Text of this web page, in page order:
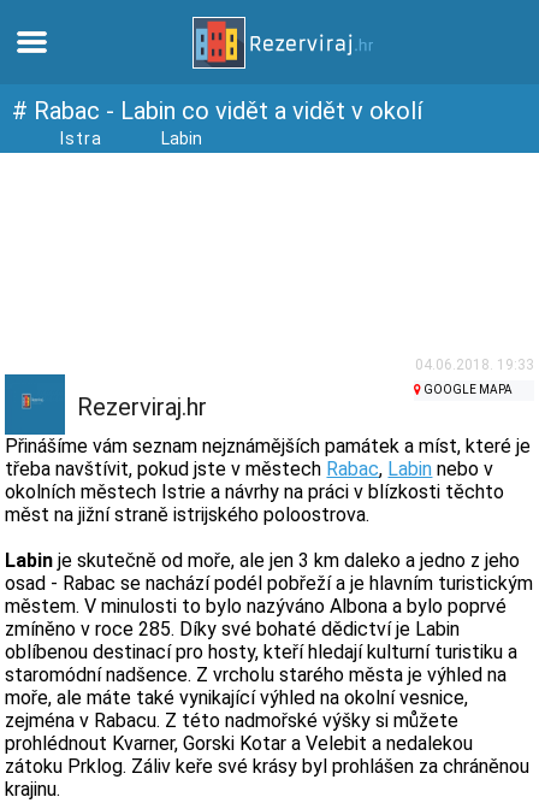
Domů
Webkamery
Seznamte se s Chorvatskem
Muzea
# Rabac - Labin co vidět a vidět v okolí
Istra Labin
04.06.2018. 19:33
Rezerviraj.hr
GOOGLE MAPA
Přinášíme vám seznam nejznámějších památek a míst, které je
třeba navštívit, pokud jste v městech Rabac, Labin nebo v
okolních městech Istrie a návrhy na práci v blízkosti těchto
měst na jižní straně istrijského poloostrova.
Labinje skutečně od moře, ale jen 3 km daleko a jedno z jeho
osad - Rabac se nachází podél pobřeží a je hlavním turistickým
městem. V minulosti to bylo nazýváno Albona a bylo poprvé
zmíněno v roce 285. Díky své bohaté dědictví je Labin
oblíbenou destinací pro hosty, kteří hledají kulturní turistiku a
staromódní nadšence. Z vrcholu starého města je výhled na
moře, ale máte také vynikající výhled na okolní vesnice,
zejména v Rabacu. Z této nadmořské výšky si můžete
prohlédnout Kvarner, Gorski Kotar a Velebit a nedalekou
zátoku Prklog. Záliv keře své krásy byl prohlášen za chráněnou
krajinu.